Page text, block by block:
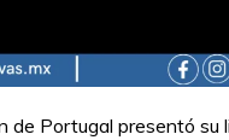
de Portugal presentó su